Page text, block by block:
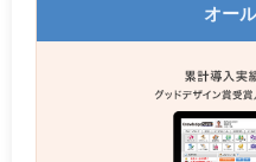
オー